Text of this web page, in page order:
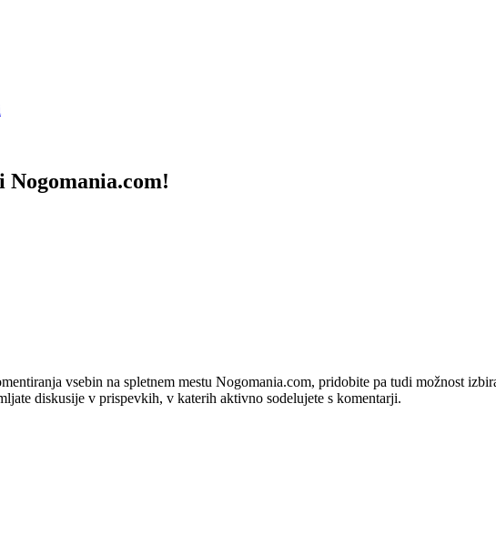
Nogomania.com!
vsebin na spletnem mestu Nogomania.com, pridobite pa tudi možnost
diskusije v prispevkih, v katerih aktivno sodelujete s komentarji.